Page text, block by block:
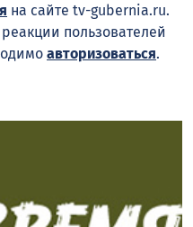
на сайте tv-gubernia.ru.
пользователей
авторизоваться.